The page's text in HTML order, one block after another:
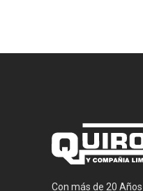
Con más de 20